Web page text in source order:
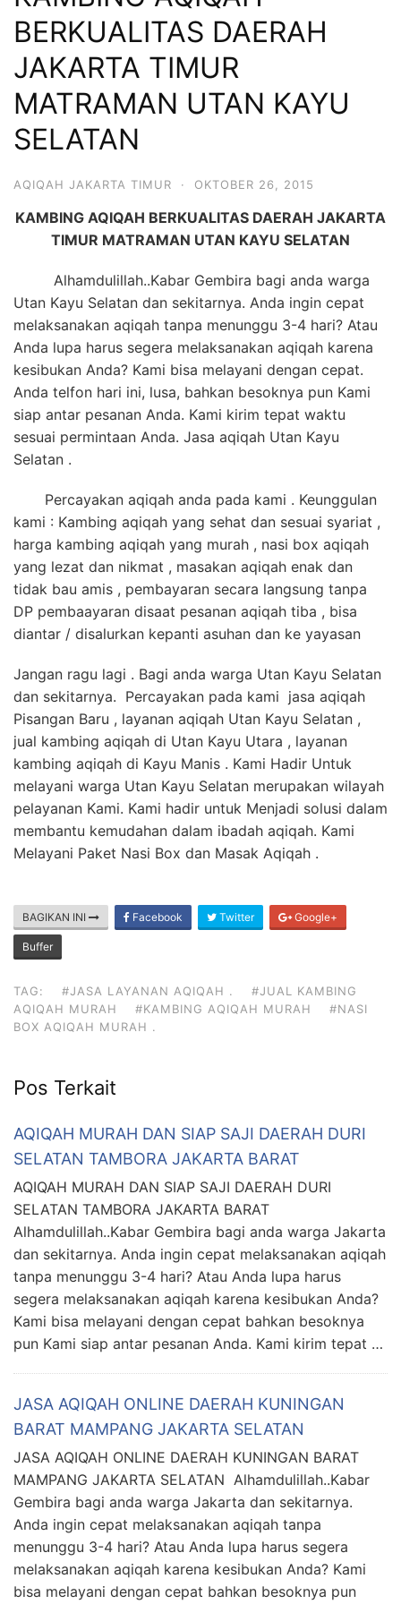
6713
BERKUALITAS DAERAH
JAKARTA TIMUR
MATRAMAN UTAN KAYU
SELATAN
AQIQAH JAKARTA TIMUR · OKTOBER 26, 2015
KAMBING AQIQAH BERKUALITAS DAERAH JAKARTA
TIMUR MATRAMAN UTAN KAYU SELATAN
Alhamdulillah..Kabar Gembira bagi anda warga
Utan Kayu Selatan dan sekitarnya. Anda ingin cepat
melaksanakan aqiqah tanpa menunggu 3-4 hari? Atau
Anda lupa harus segera melaksanakan aqiqah karena
kesibukan Anda? Kami bisa melayani dengan cepat.
Anda telfon hari ini, lusa, bahkan besoknya pun Kami
siap antar pesanan Anda. Kami kirim tepat waktu
sesuai permintaan Anda. Jasa aqiqah Utan Kayu
Selatan .
Percayakan aqiqah anda pada kami . Keunggulan
kami : Kambing aqiqah yang sehat dan sesuai syariat ,
harga kambing aqiqah yang murah , nasi box aqiqah
yang lezat dan nikmat , masakan aqiqah enak dan
tidak bau amis , pembayaran secara langsung tanpa
DP pembaayaran disaat pesanan aqiqah tiba , bisa
diantar / disalurkan kepanti asuhan dan ke yayasan
Jangan ragu lagi . Bagi anda warga Utan Kayu Selatan
dan sekitarnya. Percayakan pada kami jasa aqiqah
Pisangan Baru , layanan aqiqah Utan Kayu Selatan ,
jual kambing aqiqah di Utan Kayu Utara , layanan
kambing aqiqah di Kayu Manis . Kami Hadir Untuk
melayani warga Utan Kayu Selatan merupakan wilayah
pelayanan Kami. Kami hadir untuk Menjadi solusi dalam
membantu kemudahan dalam ibadah aqiqah. Kami
Melayani Paket Nasi Box dan Masak Aqiqah .
BAGIKAN INI Facebook Twitter Google+
Buffer
TAG: #JASA LAYANAN AQIQAH .
#JUAL KAMBING
AQIQAH MURAH
#KAMBING AQIQAH MURAH
#NASI
BOX AQIQAH MURAH .
Pos Terkait
AQIQAH MURAH DAN SIAP SAJI DAERAH DURI
SELATAN TAMBORA JAKARTA BARAT
AQIQAH MURAH DAN SIAP SAJI DAERAH DURI
SELATAN TAMBORA JAKARTA BARAT
Alhamdulillah..Kabar Gembira bagi anda warga Jakarta
dan sekitarnya. Anda ingin cepat melaksanakan aqiqah
tanpa menunggu 3-4 hari? Atau Anda lupa harus
segera melaksanakan aqiqah karena kesibukan Anda?
Kami bisa melayani dengan cepat bahkan besoknya
pun Kami siap antar pesanan Anda. Kami kirim tepat …
JASA AQIQAH ONLINE DAERAH KUNINGAN
BARAT MAMPANG JAKARTA SELATAN
JASA AQIQAH ONLINE DAERAH KUNINGAN BARAT
MAMPANG JAKARTA SELATAN Alhamdulillah..Kabar
Gembira bagi anda warga Jakarta dan sekitarnya.
Anda ingin cepat melaksanakan aqiqah tanpa
menunggu 3-4 hari? Atau Anda lupa harus segera
melaksanakan aqiqah karena kesibukan Anda? Kami
bisa melayani dengan cepat bahkan besoknya pun